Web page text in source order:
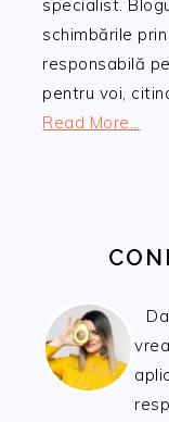
specialist.
schimbările
responsabilă
pentru voi,
Read More…